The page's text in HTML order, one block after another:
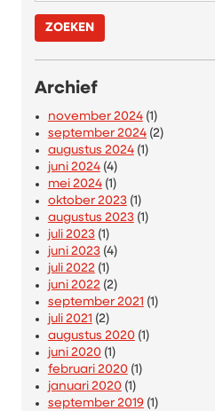
Archief
november 2024(1)
september 2024(2)
augustus 2024(1)
juni 2024(4)
mei 2024(1)
oktober 2023(1)
augustus 2023(1)
juli 2023(1)
juni 2023(4)
juli 2022(1)
juni 2022(2)
september 2021 (1)
juli 2021 (2)
augustus 2020(1)
juni 2020(1)
februari 2020(1)
januari 2020(1)
september 2019(1)